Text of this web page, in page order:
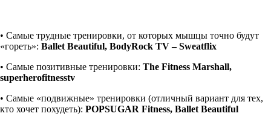
• Самые трудные тренировки, от которых мышцы точно будут
«гореть»: Ballet Beautiful, BodyRock TV–Sweatflix
• Самые позитивные тренировки: The Fitness Marshall,
superherofitnesstv
• Самые «подвижные» тренировки (отличный вариант для тех,
кто хочет похудеть): POPSUGAR Fitness, Ballet Beautiful